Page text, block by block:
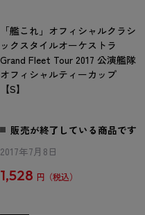
「艦これ」オフィシャルクラシ
ックスタイルオーケストラ
Grand Fleet Tour 2017 公演艦隊
オフィシャルティーカップ
【S】
販売が終了している商品です
2017年7月8日
1,528 円